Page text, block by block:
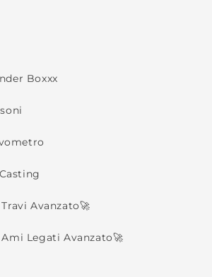
Boxxx
Avanzato🚀
Legati Avanzato🚀